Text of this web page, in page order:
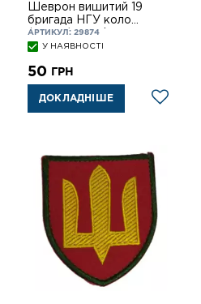
Шеврон вишитий 19
бригада НГУ коло
(хижак) чорні нитки на
липучці
АРТИКУЛ: 29874
У НАЯВНОСТІ
50 ГРН
ДОКЛАДНІШЕ